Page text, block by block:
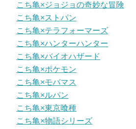
こち亀×ジョジョの奇妙な冒険
こち亀×ストパン
こち亀×テラフォーマーズ
こち亀×ハンターハンター
こち亀×バイオハザード
こち亀×ポケモン
こち亀×モバマス
こち亀×ルパン
こち亀×東京喰種
こち亀×物語シリーズ